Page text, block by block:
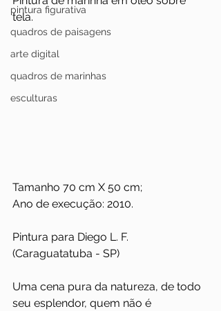
pintura figurativa
quadros de paisagens
arte digital
quadros de marinhas
esculturas
tela.
Tamanho 70 cm X 50 cm;
Ano de execução: 2010.
Pintura para Diego L. F.
(Caraguatatuba - SP)
Uma cena pura da natureza, de todo
seu esplendor, quem não é